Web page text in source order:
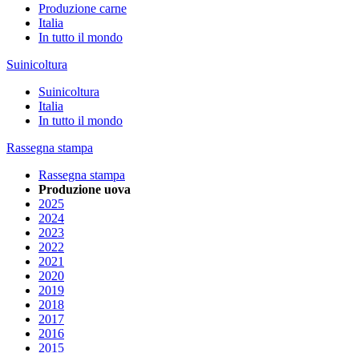
Produzione carne
Italia
In tutto il mondo
Suinicoltura
Suinicoltura
Italia
In tutto il mondo
Rassegna stampa
Rassegna stampa
Produzione uova
2025
2024
2023
2022
2021
2020
2019
2018
2017
2016
2015